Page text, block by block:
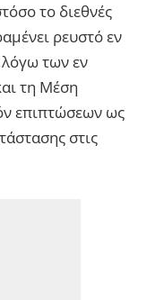
το διεθνές
ρευστό εν
των εν
τη Μέση
επιπτώσεων ως
στις